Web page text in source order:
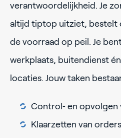
verantwoordelijkheid. Je
altijd tiptop uitziet, bestelt
de voorraad op peil. Je
werkplaats, buitendienst
locaties. Jouw taken
Control‑ en opvolgen
Klaarzetten van